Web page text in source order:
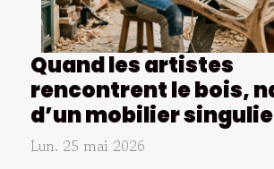
Quand les artistes
rencontrent le bois,
d’un mobilier
Lun. 25 mai 2026